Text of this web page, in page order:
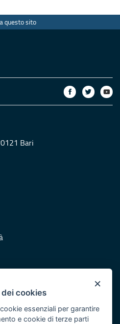
questo sito
Bari
Puglia
×
cookies
essenziali per garantire
e cookie di terze parti